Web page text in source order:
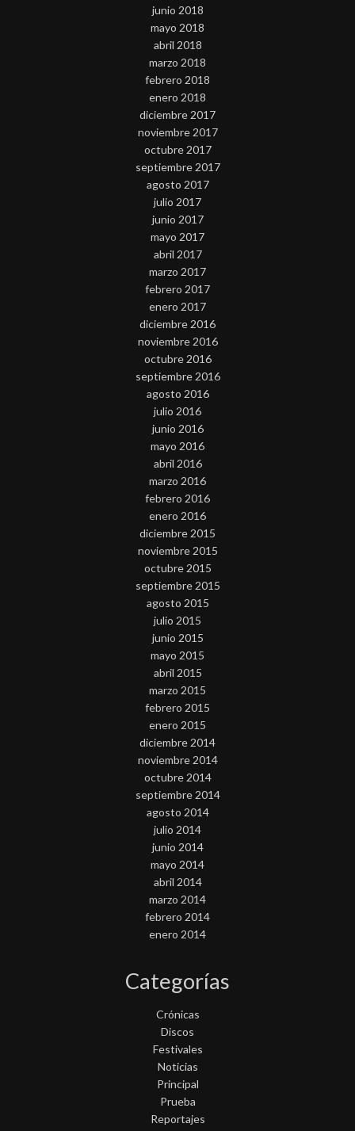
junio 2018
mayo 2018
abril 2018
marzo 2018
febrero 2018
enero 2018
diciembre 2017
noviembre 2017
octubre 2017
septiembre 2017
agosto 2017
julio 2017
junio 2017
mayo 2017
abril 2017
marzo 2017
febrero 2017
enero 2017
diciembre 2016
noviembre 2016
octubre 2016
septiembre 2016
agosto 2016
julio 2016
junio 2016
mayo 2016
abril 2016
marzo 2016
febrero 2016
enero 2016
diciembre 2015
noviembre 2015
octubre 2015
septiembre 2015
agosto 2015
julio 2015
junio 2015
mayo 2015
abril 2015
marzo 2015
febrero 2015
enero 2015
diciembre 2014
noviembre 2014
octubre 2014
septiembre 2014
agosto 2014
julio 2014
junio 2014
mayo 2014
abril 2014
marzo 2014
febrero 2014
enero 2014
Categorías
Crónicas
Discos
Festivales
Noticias
Principal
Prueba
Reportajes